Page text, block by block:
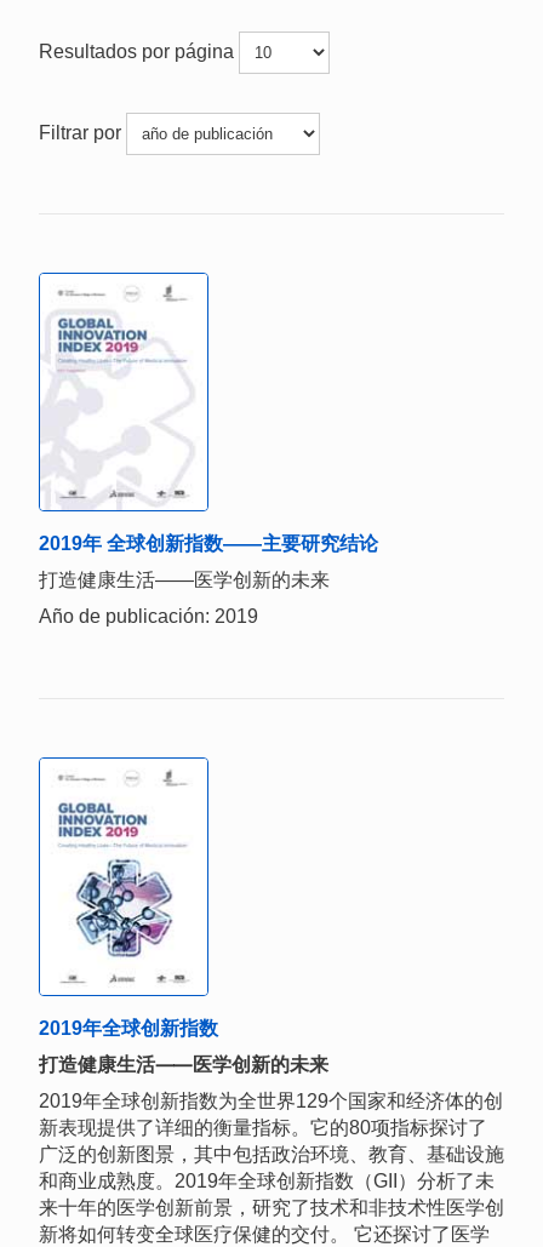
Resultados por página
Filtrar por
2019年 全球创新指数——主要研究结论
打造健康生活——医学创新的未来
Año de publicación: 2019
2019年全球创新指数
打造健康生活⸺医学创新的未来
2019年全球创新指数为全世界129个国家和经济体的创
新表现提供了详细的衡量指标。它的80项指标探讨了
广泛的创新图景，其中包括政治环境、教育、基础设施
和商业成熟度。2019年全球创新指数（GII）分析了未
来十年的医学创新前景，研究了技术和非技术性医学创
新将如何转变全球医疗保健的交付。 它还探讨了医学